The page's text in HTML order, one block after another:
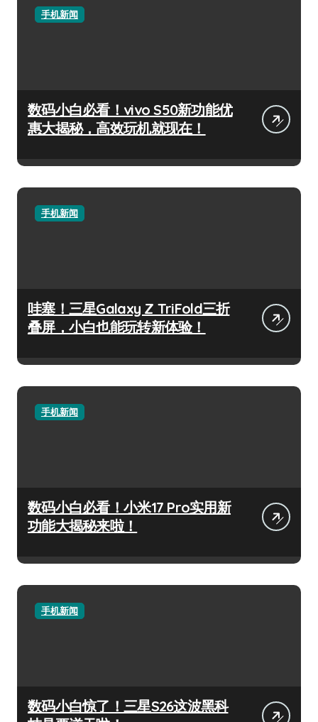
手机新闻
数码小白必看！vivo S50新功能优
惠大揭秘，高效玩机就现在！
手机新闻
哇塞！三星Galaxy Z TriFold三折
叠屏，小白也能玩转新体验！
手机新闻
数码小白必看！小米17 Pro实用新
功能大揭秘来啦！
手机新闻
数码小白惊了！三星S26这波黑科